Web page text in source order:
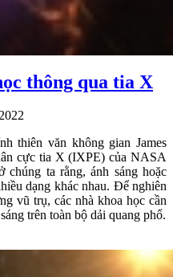
thông qua tia X
thiên văn không gian James
cực tia X (IXPE) của NASA
chúng ta rằng, ánh sáng hoặc
dạng khác nhau. Để nghiên
vũ trụ, các nhà khoa học cần
trên toàn bộ dải quang phổ.